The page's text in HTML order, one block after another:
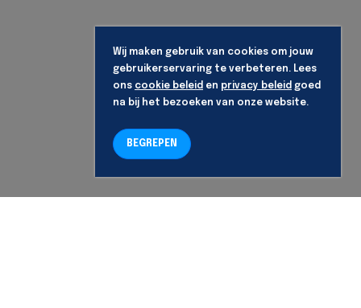
Wij maken gebruik van cookies om jouw
gebruikerservaring te verbeteren. Lees
ons cookie beleid en privacy beleid goed
na bij het bezoeken van onze website.
BEGREPEN